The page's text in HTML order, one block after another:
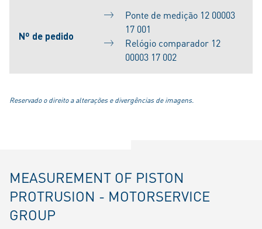
Nº de pedido
Ponte de medição 12 00003
17 001
Relógio comparador 12
00003 17 002
Reservado o direito a alterações e divergências de imagens.
MEASUREMENT OF PISTON
PROTRUSION - MOTORSERVICE
GROUP